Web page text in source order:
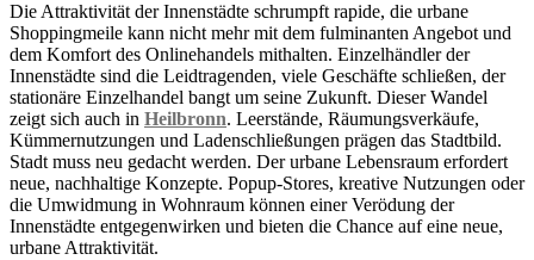
Die Attraktivität der Innenstädte schrumpft rapide, die urbane
Shoppingmeile kann nicht mehr mit dem fulminanten Angebot und
dem Komfort des Onlinehandels mithalten. Einzelhändler der
Innenstädte sind die Leidtragenden, viele Geschäfte schließen, der
stationäre Einzelhandel bangt um seine Zukunft. Dieser Wandel
zeigt sich auch in Heilbronn. Leerstände, Räumungsverkäufe,
Kümmernutzungen und Ladenschließungen prägen das Stadtbild.
Stadt muss neu gedacht werden. Der urbane Lebensraum erfordert
neue, nachhaltige Konzepte. Popup-Stores, kreative Nutzungen oder
die Umwidmung in Wohnraum können einer Verödung der
Innenstädte entgegenwirken und bieten die Chance auf eine neue,
urbane Attraktivität.